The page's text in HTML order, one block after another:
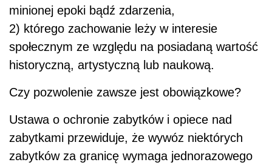
minionej epoki bądź zdarzenia,
2) którego zachowanie leży w interesie
społecznym ze względu na posiadaną wartość
historyczną, artystyczną lub naukową.
Czy pozwolenie zawsze jest obowiązkowe?
Ustawa o ochronie zabytków i opiece nad
zabytkami przewiduje, że wywóz niektórych
zabytków za granicę wymaga jednorazowego